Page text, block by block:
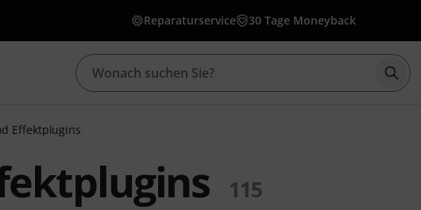
Reparaturservice 30 Tage Moneyback
Effektplugins
115